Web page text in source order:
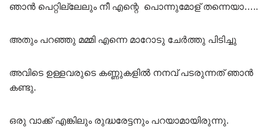
ഞാൻ പെറ്റില്ലേലും നീ എന്റെ പൊന്നുമോള് തന്നെയാ…..
അതും പറഞ്ഞു മമ്മി എന്നെ മാറോടു ചേർത്തു പിടിച്ചു
അവിടെ ഉള്ളവരുടെ കണ്ണുകളിൽ നനവ് പടരുന്നത് ഞാൻ
കണ്ടു.
ഒരു വാക്ക് എങ്കിലും രുദ്ധരേട്ടനും പറയാമായിരുന്നു.